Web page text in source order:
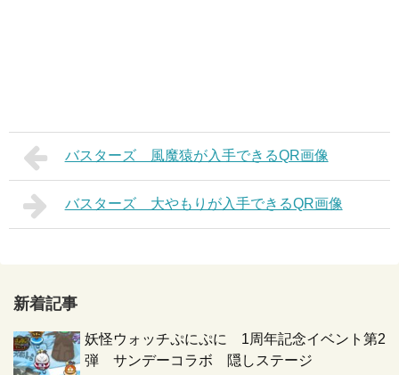
バスターズ 風魔猿が入手できるQR画像
バスターズ 大やもりが入手できるQR画像
新着記事
妖怪ウォッチぷにぷに 1周年記念イベント第2
弾 サンデーコラボ 隠しステージ